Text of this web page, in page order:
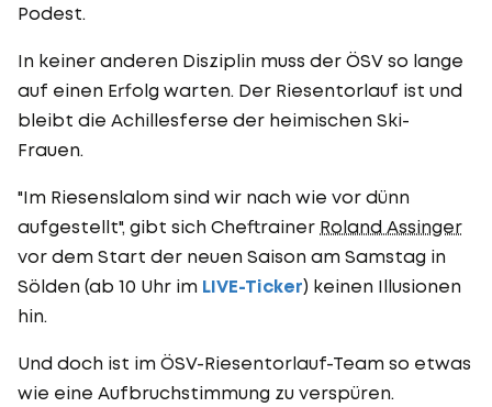
Podest.
In keiner anderen Disziplin muss der ÖSV so lange
auf einen Erfolg warten. Der Riesentorlauf ist und
bleibt die Achillesferse der heimischen Ski-
Frauen.
"Im Riesenslalom sind wir nach wie vor dünn
aufgestellt", gibt sich Cheftrainer Roland Assinger
vor dem Start der neuen Saison am Samstag in
Sölden (ab 10 Uhr im LIVE-Ticker) keinen Illusionen
hin.
Und doch ist im ÖSV-Riesentorlauf-Team so etwas
wie eine Aufbruchstimmung zu verspüren.